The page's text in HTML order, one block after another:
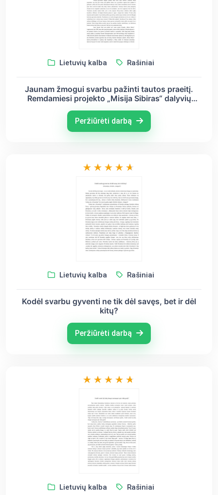
Lietuvių kalba Rašiniai
Jaunam žmogui svarbu pažinti tautos praeitį.
Remdamiesi projekto „Misija Sibiras“ dalyvių
paaiškinkite, kodėl
Peržiūrėti darbą
Lietuvių kalba Rašiniai
Kodėl svarbu gyventi ne tik dėl savęs, bet ir dėl
kitų?
Peržiūrėti darbą
Lietuvių kalba Rašiniai